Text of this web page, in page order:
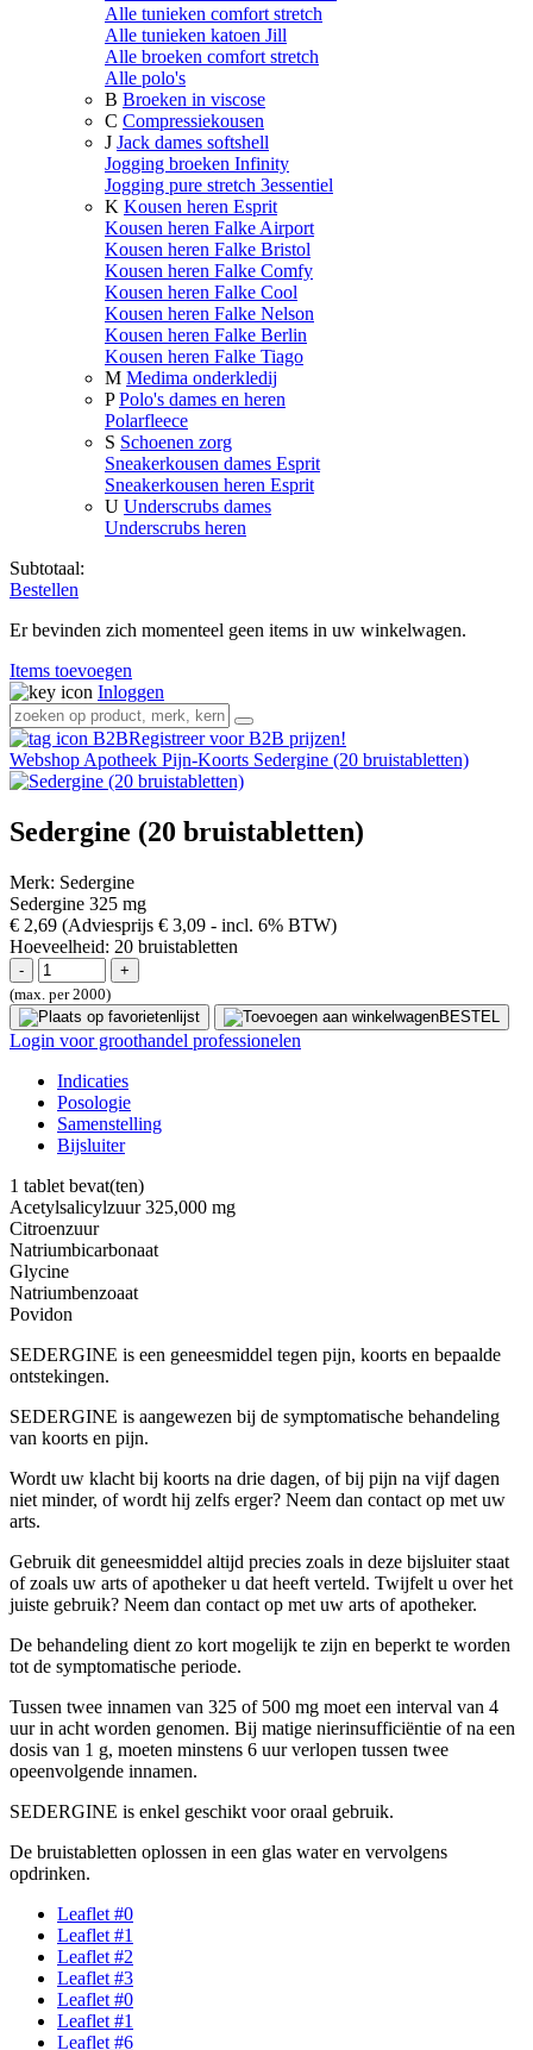
Alle tunieken comfort stretch
Alle tunieken katoen Jill
Alle broeken comfort stretch
Alle polo's
B Broeken in viscose
C Compressiekousen
J Jack dames softshell
Jogging broeken Infinity
Jogging pure stretch 3essentiel
K Kousen heren Esprit
Kousen heren Falke Airport
Kousen heren Falke Bristol
Kousen heren Falke Comfy
Kousen heren Falke Cool
Kousen heren Falke Nelson
Kousen heren Falke Berlin
Kousen heren Falke Tiago
M Medima onderkledij
P Polo's dames en heren
Polarfleece
S Schoenen zorg
Sneakerkousen dames Esprit
Sneakerkousen heren Esprit
U Underscrubs dames
Underscrubs heren
Subtotaal:
Bestellen
Er bevinden zich momenteel geen items in uw winkelwagen.
Items toevoegen
Inloggen
Registreer voor B2B prijzen!
Webshop Apotheek Pijn-Koorts Sedergine (20 bruistabletten)
Sedergine (20 bruistabletten)
Merk: Sedergine
Sedergine 325 mg
€ 2,69 (Adviesprijs € 3,09 - incl. 6% BTW)
Hoeveelheid: 20 bruistabletten
(max. per 2000)
BESTEL
Login voor groothandel professionelen
Indicaties
Posologie
Samenstelling
Bijsluiter
1 tablet bevat(ten)
Acetylsalicylzuur 325,000 mg
Citroenzuur
Natriumbicarbonaat
Glycine
Natriumbenzoaat
Povidon
SEDERGINE is een geneesmiddel tegen pijn, koorts en bepaalde
ontstekingen.
SEDERGINE is aangewezen bij de symptomatische behandeling
van koorts en pijn.
Wordt uw klacht bij koorts na drie dagen, of bij pijn na vijf dagen
niet minder, of wordt hij zelfs erger? Neem dan contact op met uw
arts.
Gebruik dit geneesmiddel altijd precies zoals in deze bijsluiter staat
of zoals uw arts of apotheker u dat heeft verteld. Twijfelt u over het
juiste gebruik? Neem dan contact op met uw arts of apotheker.
De behandeling dient zo kort mogelijk te zijn en beperkt te worden
tot de symptomatische periode.
Tussen twee innamen van 325 of 500 mg moet een interval van 4
uur in acht worden genomen. Bij matige nierinsufficiëntie of na een
dosis van 1 g, moeten minstens 6 uur verlopen tussen twee
opeenvolgende innamen.
SEDERGINE is enkel geschikt voor oraal gebruik.
De bruistabletten oplossen in een glas water en vervolgens
opdrinken.
Leaflet #0
Leaflet #1
Leaflet #2
Leaflet #3
Leaflet #0
Leaflet #1
Leaflet #6